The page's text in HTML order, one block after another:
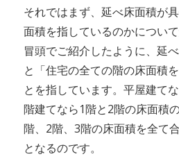
それではまず、延べ床面積が
面積を指しているのかについて
冒頭でご紹介したように、延
と「住宅の全ての階の床面積
とを指しています。平屋建て
階建てなら1階と2階の床面積
階、2階、3階の床面積を全て
となるのです。